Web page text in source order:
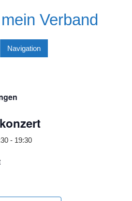
Verband
Navigation
- 19:30